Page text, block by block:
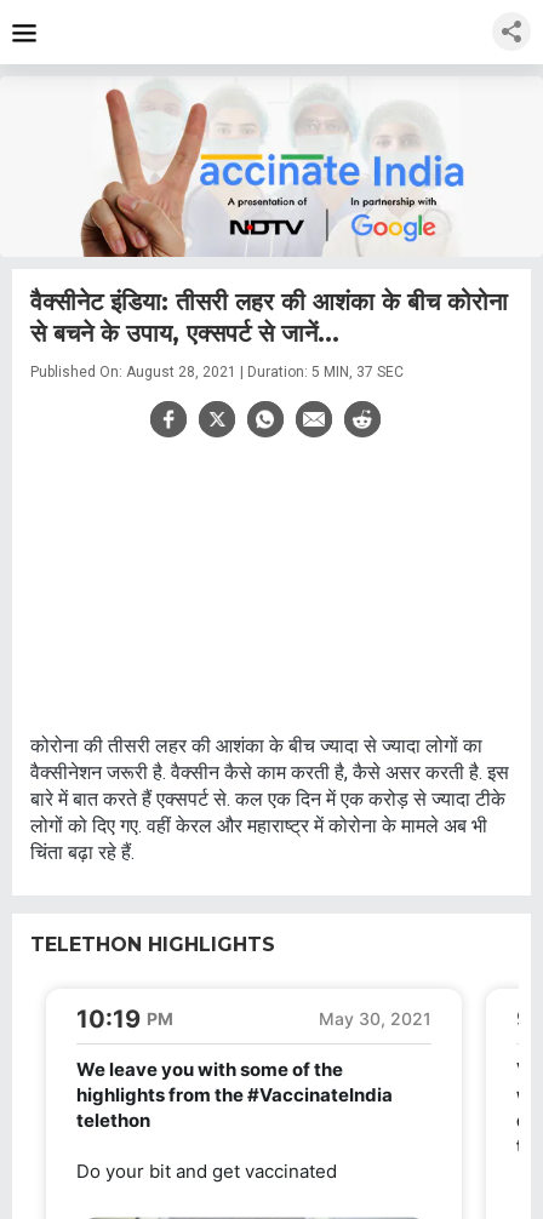
वैक्सीनेट इंडिया: तीसरी लहर की आशंका के बीच कोरोना
से बचने के उपाय, एक्सपर्ट से जानें...
Published On: August 28, 2021 | Duration: 5 MIN, 37 SEC
कोरोना की तीसरी लहर की आशंका के बीच ज्यादा से ज्यादा लोगों का
वैक्सीनेशन जरूरी है. वैक्सीन कैसे काम करती है, कैसे असर करती है. इस
बारे में बात करते हैं एक्सपर्ट से. कल एक दिन में एक करोड़ से ज्यादा टीके
लोगों को दिए गए. वहीं केरल और महाराष्ट्र में कोरोना के मामले अब भी
चिंता बढ़ा रहे हैं.
TELETHON HIGHLIGHTS